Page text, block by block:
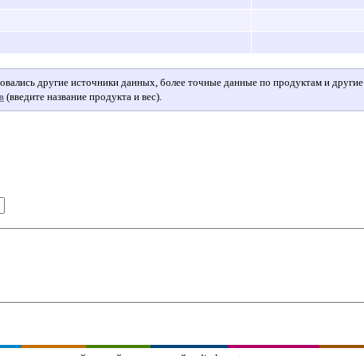
другие источники данных, более точные данные по продуктам и другие
(введите название продукта и вес).